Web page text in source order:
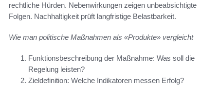
rechtliche Hürden. Nebenwirkungen zeigen unbeabsichtigte
Folgen. Nachhaltigkeit prüft langfristige Belastbarkeit.
Wie man politische Maßnahmen als «Produkte» vergleicht
Funktionsbeschreibung der Maßnahme: Was soll die
Regelung leisten?
Zieldefinition: Welche Indikatoren messen Erfolg?